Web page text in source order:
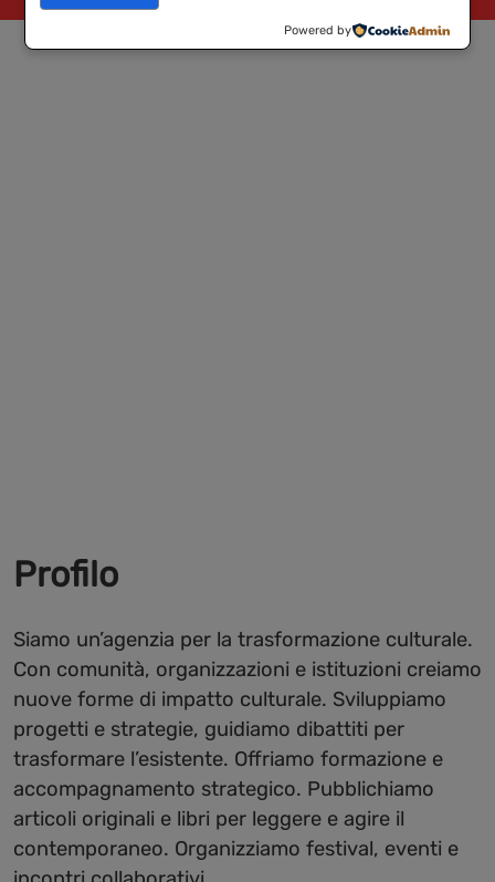
Profilo
Siamo un’agenzia per la trasformazione culturale.
Con comunità, organizzazioni e istituzioni creiamo
nuove forme di impatto culturale. Sviluppiamo
progetti e strategie, guidiamo dibattiti per
trasformare l’esistente. Offriamo formazione e
accompagnamento strategico. Pubblichiamo
articoli originali e libri per leggere e agire il
contemporaneo. Organizziamo festival, eventi e
Powered by